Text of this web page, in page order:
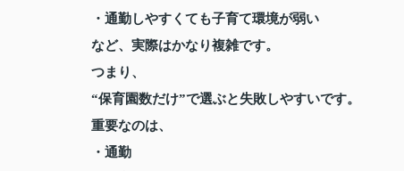
・通勤しやすくても子育て環境が弱い
など、実際はかなり複雑です。
つまり、
“保育園数だけ”で選ぶと失敗しやすいです。
重要なのは、
・通勤